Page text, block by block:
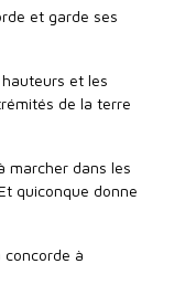
et garde ses
et les
de la terre
marcher dans les
quiconque donne
concorde à